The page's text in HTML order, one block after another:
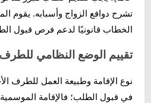
تشرح دوافع الزواج وأسبابه. يقوم
الخطاب قانونيًا لدعم فرص قبول
تقييم الوضع النظامي للطرف
نوع الإقامة وطبيعة العمل للطرف
في قبول الطلب؛ فالإقامة الموسمية